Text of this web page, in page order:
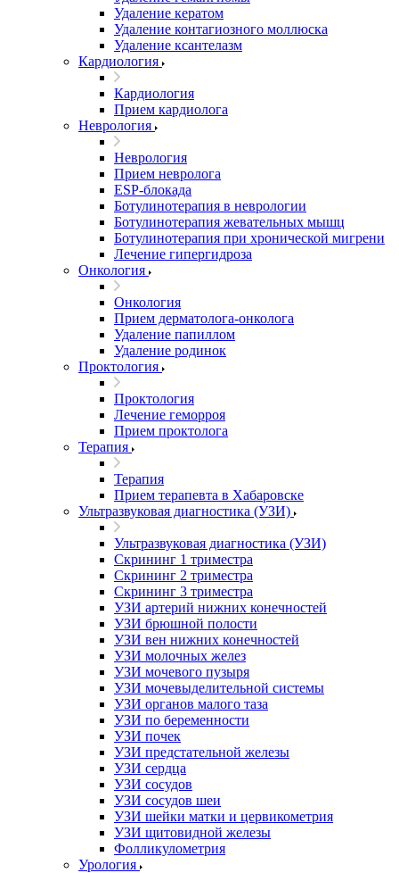
Удаление кератом
Удаление контагиозного моллюска
Удаление ксантелазм
Кардиология
Кардиология
Прием кардиолога
Неврология
Неврология
Прием невролога
ESP-блокада
Ботулинотерапия в неврологии
Ботулинотерапия жевательных мышц
Ботулинотерапия при хронической мигрени
Лечение гипергидроза
Онкология
Онкология
Прием дерматолога-онколога
Удаление папиллом
Удаление родинок
Проктология
Проктология
Лечение геморроя
Прием проктолога
Терапия
Терапия
Прием терапевта в Хабаровске
Ультразвуковая диагностика (УЗИ)
Ультразвуковая диагностика (УЗИ)
Скрининг 1 триместра
Скрининг 2 триместра
Скрининг 3 триместра
УЗИ артерий нижних конечностей
УЗИ брюшной полости
УЗИ вен нижних конечностей
УЗИ молочных желез
УЗИ мочевого пузыря
УЗИ мочевыделительной системы
УЗИ органов малого таза
УЗИ по беременности
УЗИ почек
УЗИ предстательной железы
УЗИ сердца
УЗИ сосудов
УЗИ сосудов шеи
УЗИ шейки матки и цервикометрия
УЗИ щитовидной железы
Фолликулометрия
Урология